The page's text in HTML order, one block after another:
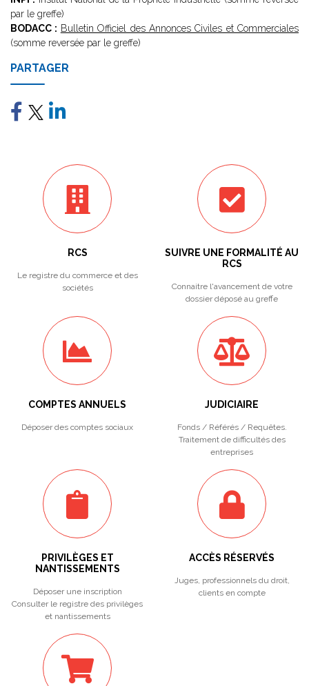
par le greffe)
BODACC : Bulletin Officiel des Annonces Civiles et Commerciales
(somme reversée par le greffe)
PARTAGER
RCS
Le registre du commerce et des
sociétés
SUIVRE UNE FORMALITÉ AU
RCS
Connaitre l'avancement de votre
dossier déposé au greffe
COMPTES ANNUELS
Déposer des comptes sociaux
JUDICIAIRE
Fonds / Référés / Requêtes.
Traitement de difficultés des
entreprises
PRIVILÈGES ET
NANTISSEMENTS
Déposer une inscription
Consulter le registre des privilèges
et nantissements
ACCÈS RÉSERVÉS
Juges, professionnels du droit,
clients en compte